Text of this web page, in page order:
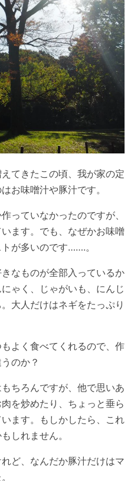
てきたこの頃、我が家の定
お味噌汁や豚汁です。
っていなかったのですが、
ます。でも、なぜかお味噌
が多いのです…….。
なものが全部入っているか
ゃく、じゃがいも、にんじ
大人だけはネギをたっぷり
よく食べてくれるので、作
のか？
ちろんですが、他で思いあ
を炒めたり、ちょっと垂ら
ます。もしかしたら、これ
しれません。
ど、なんだか豚汁だけはマ